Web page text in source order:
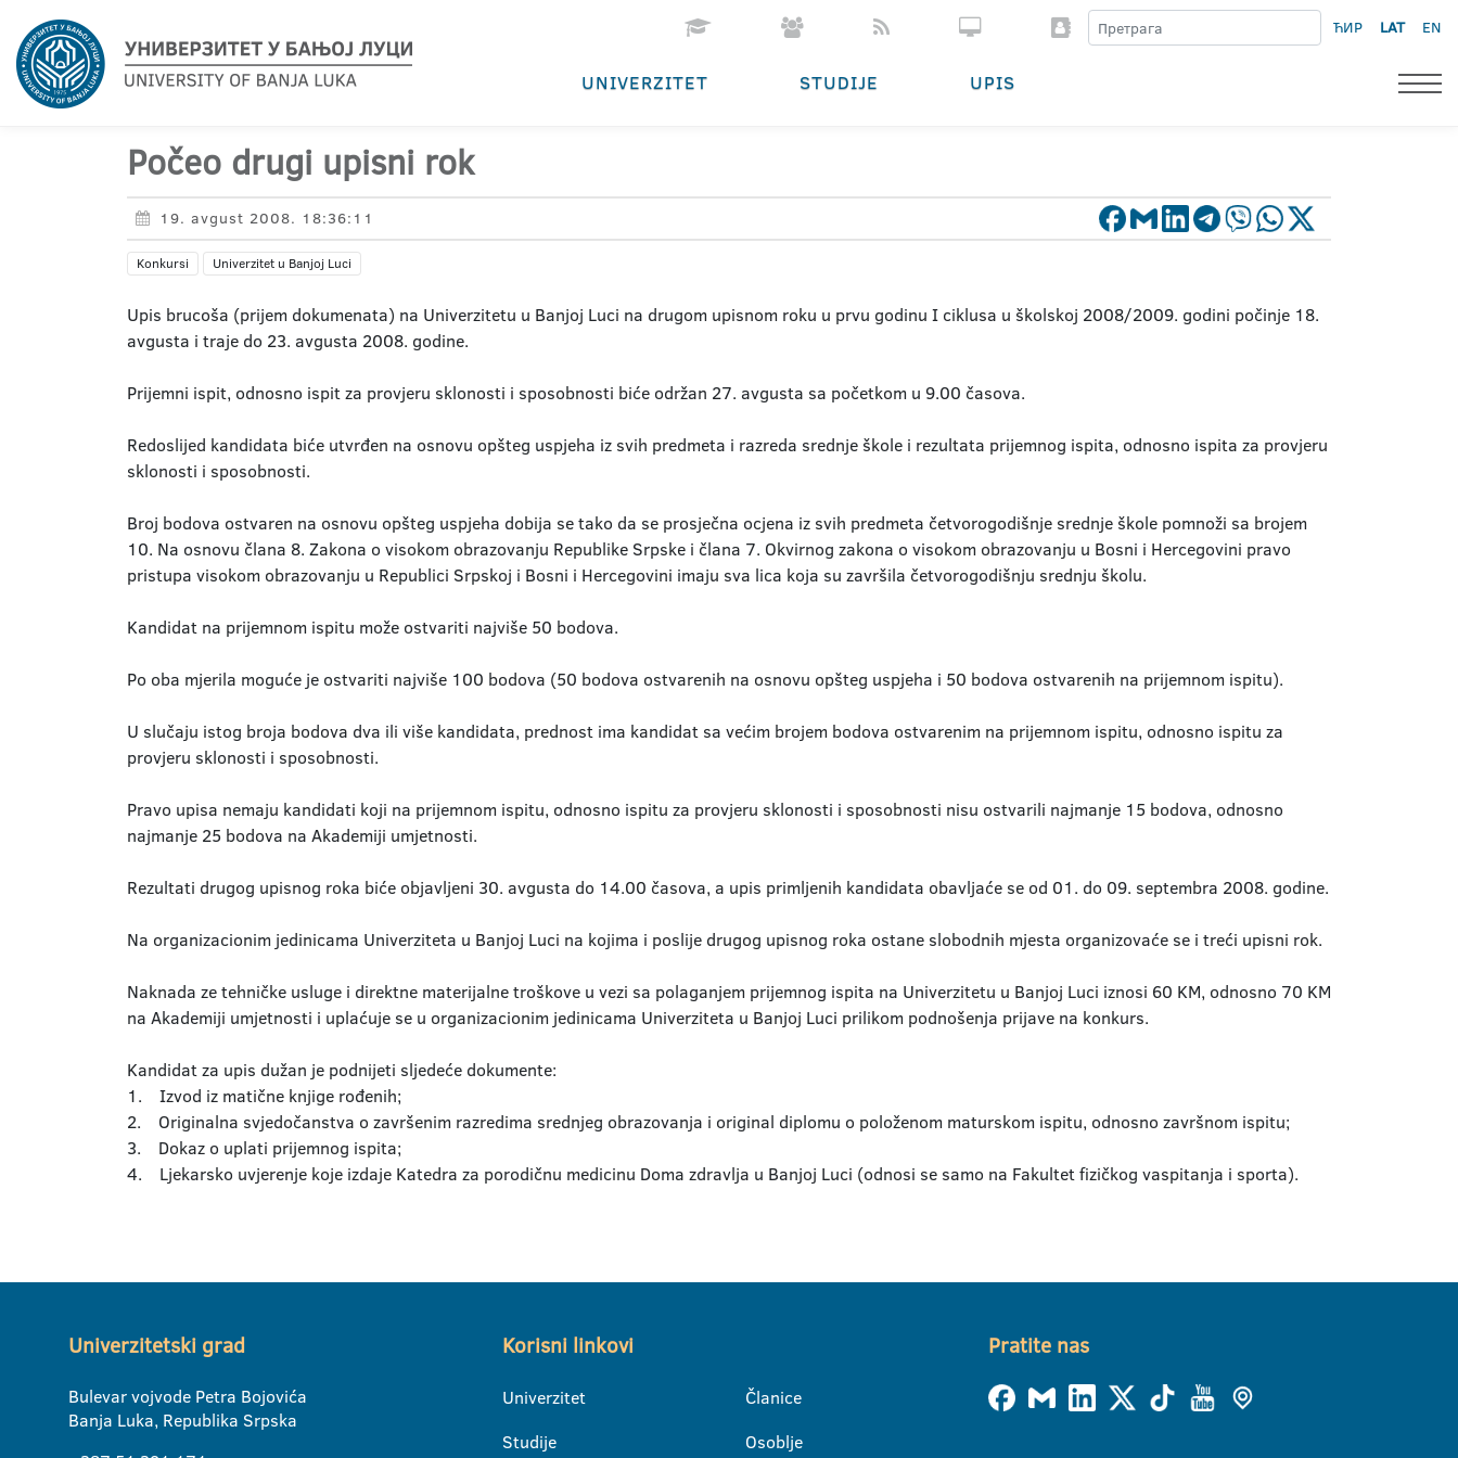
ЋИР LAT EN
UNIVERZITET STUDIJE UPIS
Počeo drugi upisni rok
19. avgust 2008. 18:36:11
Konkursi Univerzitet u Banjoj Luci
Upis brucoša (prijem dokumenata) na Univerzitetu u Banjoj Luci na drugom upisnom roku u prvu godinu I ciklusa u školskoj 2008/2009. godini počinje 18.
avgusta i traje do 23. avgusta 2008. godine.
Prijemni ispit, odnosno ispit za provjeru sklonosti i sposobnosti biće održan 27. avgusta sa početkom u 9.00 časova.
Redoslijed kandidata biće utvrđen na osnovu opšteg uspjeha iz svih predmeta i razreda srednje škole i rezultata prijemnog ispita, odnosno ispita za provjeru
sklonosti i sposobnosti.
Broj bodova ostvaren na osnovu opšteg uspjeha dobija se tako da se prosječna ocjena iz svih predmeta četvorogodišnje srednje škole pomnoži sa brojem
10. Na osnovu člana 8. Zakona o visokom obrazovanju Republike Srpske i člana 7. Okvirnog zakona o visokom obrazovanju u Bosni i Hercegovini pravo
pristupa visokom obrazovanju u Republici Srpskoj i Bosni i Hercegovini imaju sva lica koja su završila četvorogodišnju srednju školu.
Kandidat na prijemnom ispitu može ostvariti najviše 50 bodova.
Po oba mjerila moguće je ostvariti najviše 100 bodova (50 bodova ostvarenih na osnovu opšteg uspjeha i 50 bodova ostvarenih na prijemnom ispitu).
U slučaju istog broja bodova dva ili više kandidata, prednost ima kandidat sa većim brojem bodova ostvarenim na prijemnom ispitu, odnosno ispitu za
provjeru sklonosti i sposobnosti.
Pravo upisa nemaju kandidati koji na prijemnom ispitu, odnosno ispitu za provjeru sklonosti i sposobnosti nisu ostvarili najmanje 15 bodova, odnosno
najmanje 25 bodova na Akademiji umjetnosti.
Rezultati drugog upisnog roka biće objavljeni 30. avgusta do 14.00 časova, a upis primljenih kandidata obavljaće se od 01. do 09. septembra 2008. godine.
Na organizacionim jedinicama Univerziteta u Banjoj Luci na kojima i poslije drugog upisnog roka ostane slobodnih mjesta organizovaće se i treći upisni rok.
Naknada ze tehničke usluge i direktne materijalne troškove u vezi sa polaganjem prijemnog ispita na Univerzitetu u Banjoj Luci iznosi 60 KM, odnosno 70 KM
na Akademiji umjetnosti i uplaćuje se u organizacionim jedinicama Univerziteta u Banjoj Luci prilikom podnošenja prijave na konkurs.
Kandidat za upis dužan je podnijeti sljedeće dokumente:
1. Izvod iz matične knjige rođenih;
2. Originalna svjedočanstva o završenim razredima srednjeg obrazovanja i original diplomu o položenom maturskom ispitu, odnosno završnom ispitu;
3. Dokaz o uplati prijemnog ispita;
4. Ljekarsko uvjerenje koje izdaje Katedra za porodičnu medicinu Doma zdravlja u Banjoj Luci (odnosi se samo na Fakultet fizičkog vaspitanja i sporta).
Univerzitetski grad
Bulevar vojvode Petra Bojovića
Banja Luka, Republika Srpska
Korisni linkovi
Univerzitet
Studije
Članice
Osoblje
Pratite nas